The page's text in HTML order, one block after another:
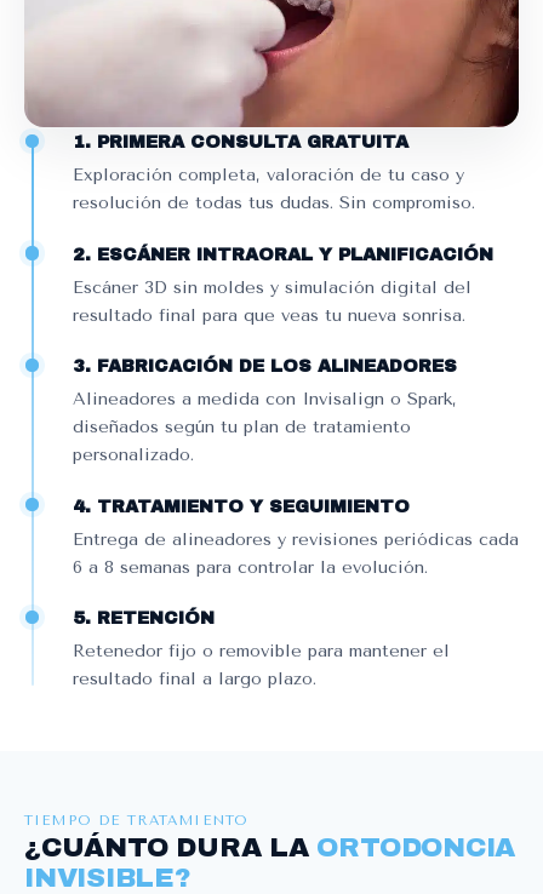
1. PRIMERA CONSULTA GRATUITA
Exploración completa, valoración de tu caso y
resolución de todas tus dudas. Sin compromiso.
2. ESCÁNER INTRAORAL Y PLANIFICACIÓN
Escáner 3D sin moldes y simulación digital del
resultado final para que veas tu nueva sonrisa.
3. FABRICACIÓN DE LOS ALINEADORES
Alineadores a medida con Invisalign o Spark,
diseñados según tu plan de tratamiento
personalizado.
4. TRATAMIENTO Y SEGUIMIENTO
Entrega de alineadores y revisiones periódicas cada
6 a 8 semanas para controlar la evolución.
5. RETENCIÓN
Retenedor fijo o removible para mantener el
resultado final a largo plazo.
TIEMPO DE TRATAMIENTO
¿CUÁNTO DURA LA ORTODONCIA
INVISIBLE?